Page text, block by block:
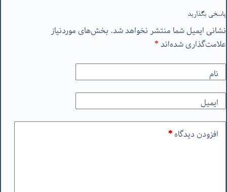
پاسخی بگذارید
نشانی ایمیل شما منتشر نخواهد شد. بخش‌های موردنیاز
علامت‌گذاری شده‌اند*
نام
ایمیل
افزودن دیدگاه*